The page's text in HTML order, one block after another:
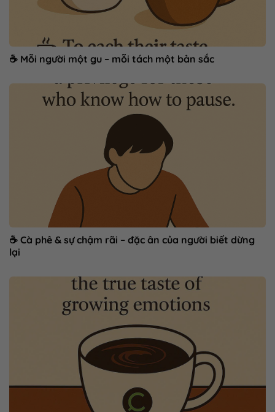
☕ Mỗi người một gu – mỗi tách một bản sắc
☕ Cà phê & sự chậm rãi – đặc ân của người biết dừng
lại